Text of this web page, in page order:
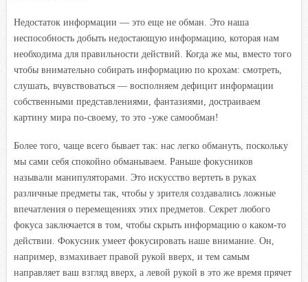
Недостаток информации — это еще не обман. Это наша
неспособность добыть недостающую информацию, которая нам
необходима для правильности действий. Когда же мы, вместо того
чтобы внимательно собирать информацию по крохам: смотреть,
слушать, вчувствоваться — восполняем дефицит информации
собственными представлениями, фантазиями, достраиваем
картину мира по-своему, то это -уже самообман!
Более того, чаще всего бывает так: нас легко обмануть, поскольку
мы сами себя спокойно обманываем. Раньше фокусников
называли манипуляторами. Это искусство вертеть в руках
различные предметы так, чтобы у зрителя создавались ложные
впечатления о перемещениях этих предметов. Секрет любого
фокуса заключается в том, чтобы скрыть информацию о каком-то
действии. Фокусник умеет фокусировать наше внимание. Он,
например, взмахивает правой рукой вверх, и тем самым
направляет ваш взгляд вверх, а левой рукой в это же время прячет